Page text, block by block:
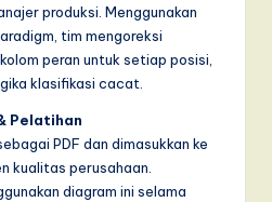
produksi. Menggunakan
tim mengoreksi
peran untuk setiap posisi,
klasifikasi cacat.
Pelatihan
PDF dan dimasukkan ke
kualitas perusahaan.
diagram ini selama